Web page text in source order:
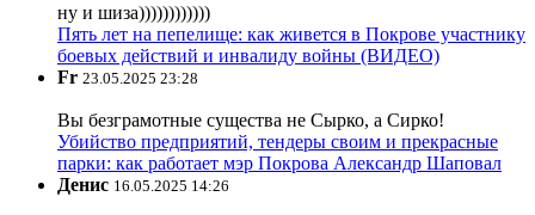
ну и шиза))))))))))))
Пять лет на пепелище: как живется в Покрове участнику
боевых действий и инвалиду войны (ВИДЕО)
Fr 23.05.2025 23:28
Вы безграмотные существа не Сырко, а Сирко!
Убийство предприятий, тендеры своим и прекрасные
парки: как работает мэр Покрова Александр Шаповал
Денис 16.05.2025 14:26